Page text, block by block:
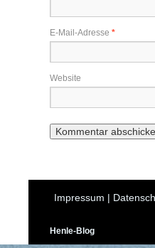
E-Mail-Adresse *
Website
Impressum |
Henle-Blog